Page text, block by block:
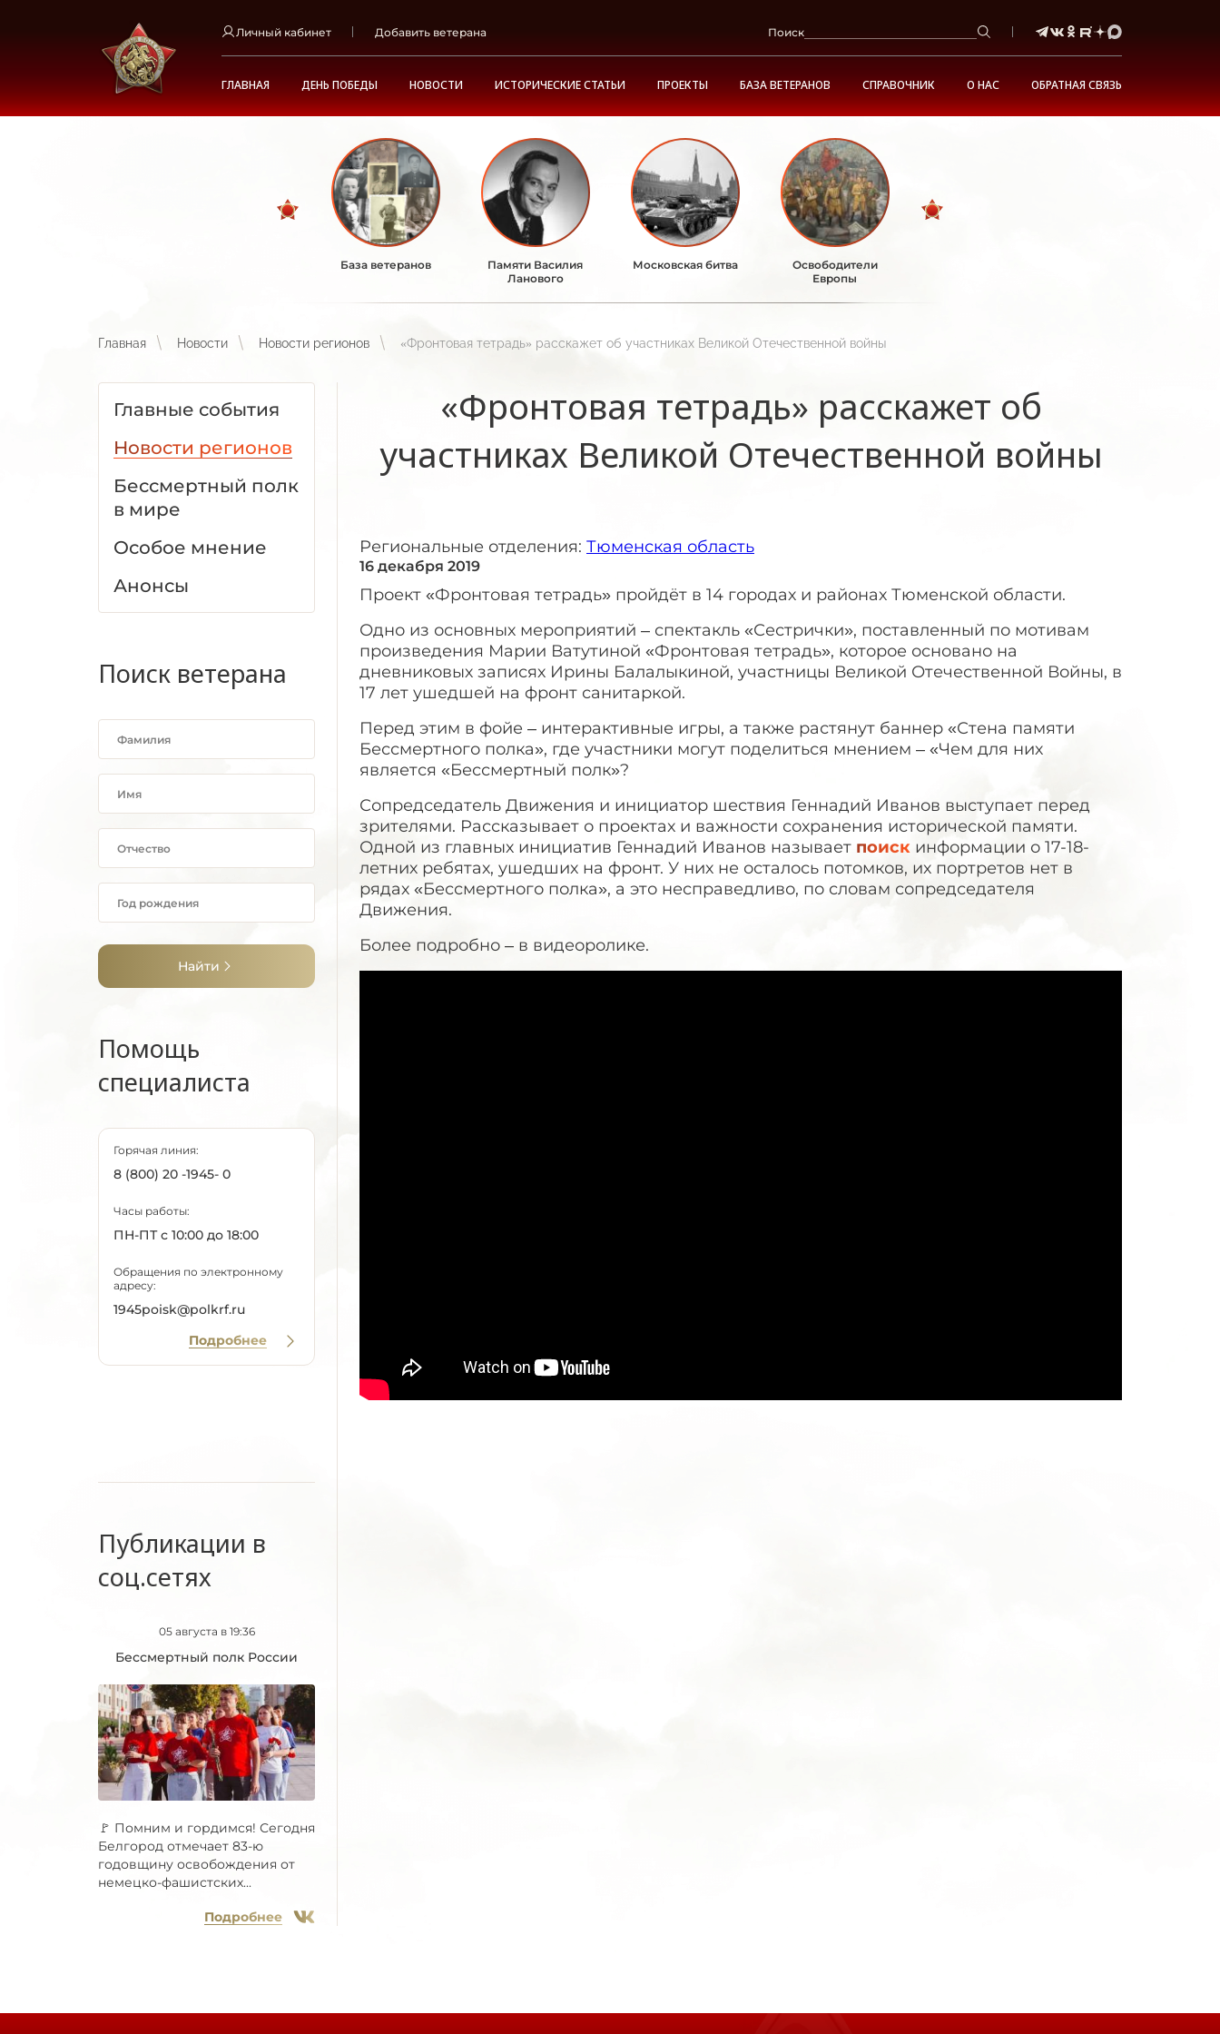
Личный кабинет Добавить ветерана Поиск
ГЛАВНАЯ ДЕНЬ ПОБЕДЫ НОВОСТИ ИСТОРИЧЕСКИЕ СТАТЬИ ПРОЕКТЫ БАЗА ВЕТЕРАНОВ СПРАВОЧНИК О НАС ОБРАТНАЯ СВЯЗЬ
База ветеранов
Памяти Василия
Ланового
Московская битва
Освободители
Европы
Главная Новости Новости регионов «Фронтовая тетрадь» расскажет об участниках Великой Отечественной войны
Главные события
Новости регионов
Бессмертный полк
в мире
Особое мнение
Анонсы
Поиск ветерана
Найти
Помощь
специалиста
Горячая линия:
8 (800) 20 -1945- 0
Часы работы:
ПН-ПТ с 10:00 до 18:00
Обращения по электронному
адресу:
1945poisk@polkrf.ru
Подробнее
Публикации в
соц.сетях
05 августа в 19:36
Бессмертный полк России
🚩 Помним и гордимся! Сегодня
Белгород отмечает 83-ю
годовщину освобождения от
немецко-фашистских...
Подробнее
«Фронтовая тетрадь» расскажет об
участниках Великой Отечественной войны
Региональные отделения: Тюменская область
16 декабря 2019
Проект «Фронтовая тетрадь» пройдёт в 14 городах и районах Тюменской области.
Одно из основных мероприятий – спектакль «Сестрички», поставленный по мотивам
произведения Марии Ватутиной «Фронтовая тетрадь», которое основано на
дневниковых записях Ирины Балалыкиной, участницы Великой Отечественной Войны, в
17 лет ушедшей на фронт санитаркой.
Перед этим в фойе – интерактивные игры, а также растянут баннер «Стена памяти
Бессмертного полка», где участники могут поделиться мнением – «Чем для них
является «Бессмертный полк»?
Сопредседатель Движения и инициатор шествия Геннадий Иванов выступает перед
зрителями. Рассказывает о проектах и важности сохранения исторической памяти.
Одной из главных инициатив Геннадий Иванов называет поиск информации о 17-18-
летних ребятах, ушедших на фронт. У них не осталось потомков, их портретов нет в
рядах «Бессмертного полка», а это несправедливо, по словам сопредседателя
Движения.
Более подробно – в видеоролике.